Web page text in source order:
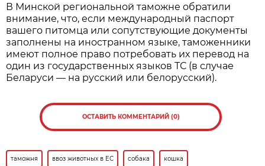
В Минской региональной таможне обратили
внимание, что, если международный паспорт
вашего питомца или сопутствующие документы
заполнены на иностранном языке, таможенники
имеют полное право потребовать их перевод на
один из государственных языков ТС (в случае
Беларуси — на русский или белорусский).
ОСТАВИТЬ КОММЕНТАРИЙ (0)
таможня ввоз животных в ЕС собака кошка